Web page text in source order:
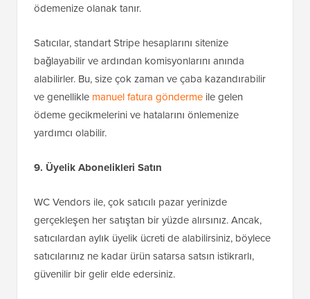
ödemenize olanak tanır.
Satıcılar, standart Stripe hesaplarını sitenize
bağlayabilir ve ardından komisyonlarını anında
alabilirler. Bu, size çok zaman ve çaba kazandırabilir
ve genellikle manuel fatura gönderme ile gelen
ödeme gecikmelerini ve hatalarını önlemenize
yardımcı olabilir.
9. Üyelik Abonelikleri Satın
WC Vendors ile, çok satıcılı pazar yerinizde
gerçekleşen her satıştan bir yüzde alırsınız. Ancak,
satıcılardan aylık üyelik ücreti de alabilirsiniz, böylece
satıcılarınız ne kadar ürün satarsa satsın istikrarlı,
güvenilir bir gelir elde edersiniz.